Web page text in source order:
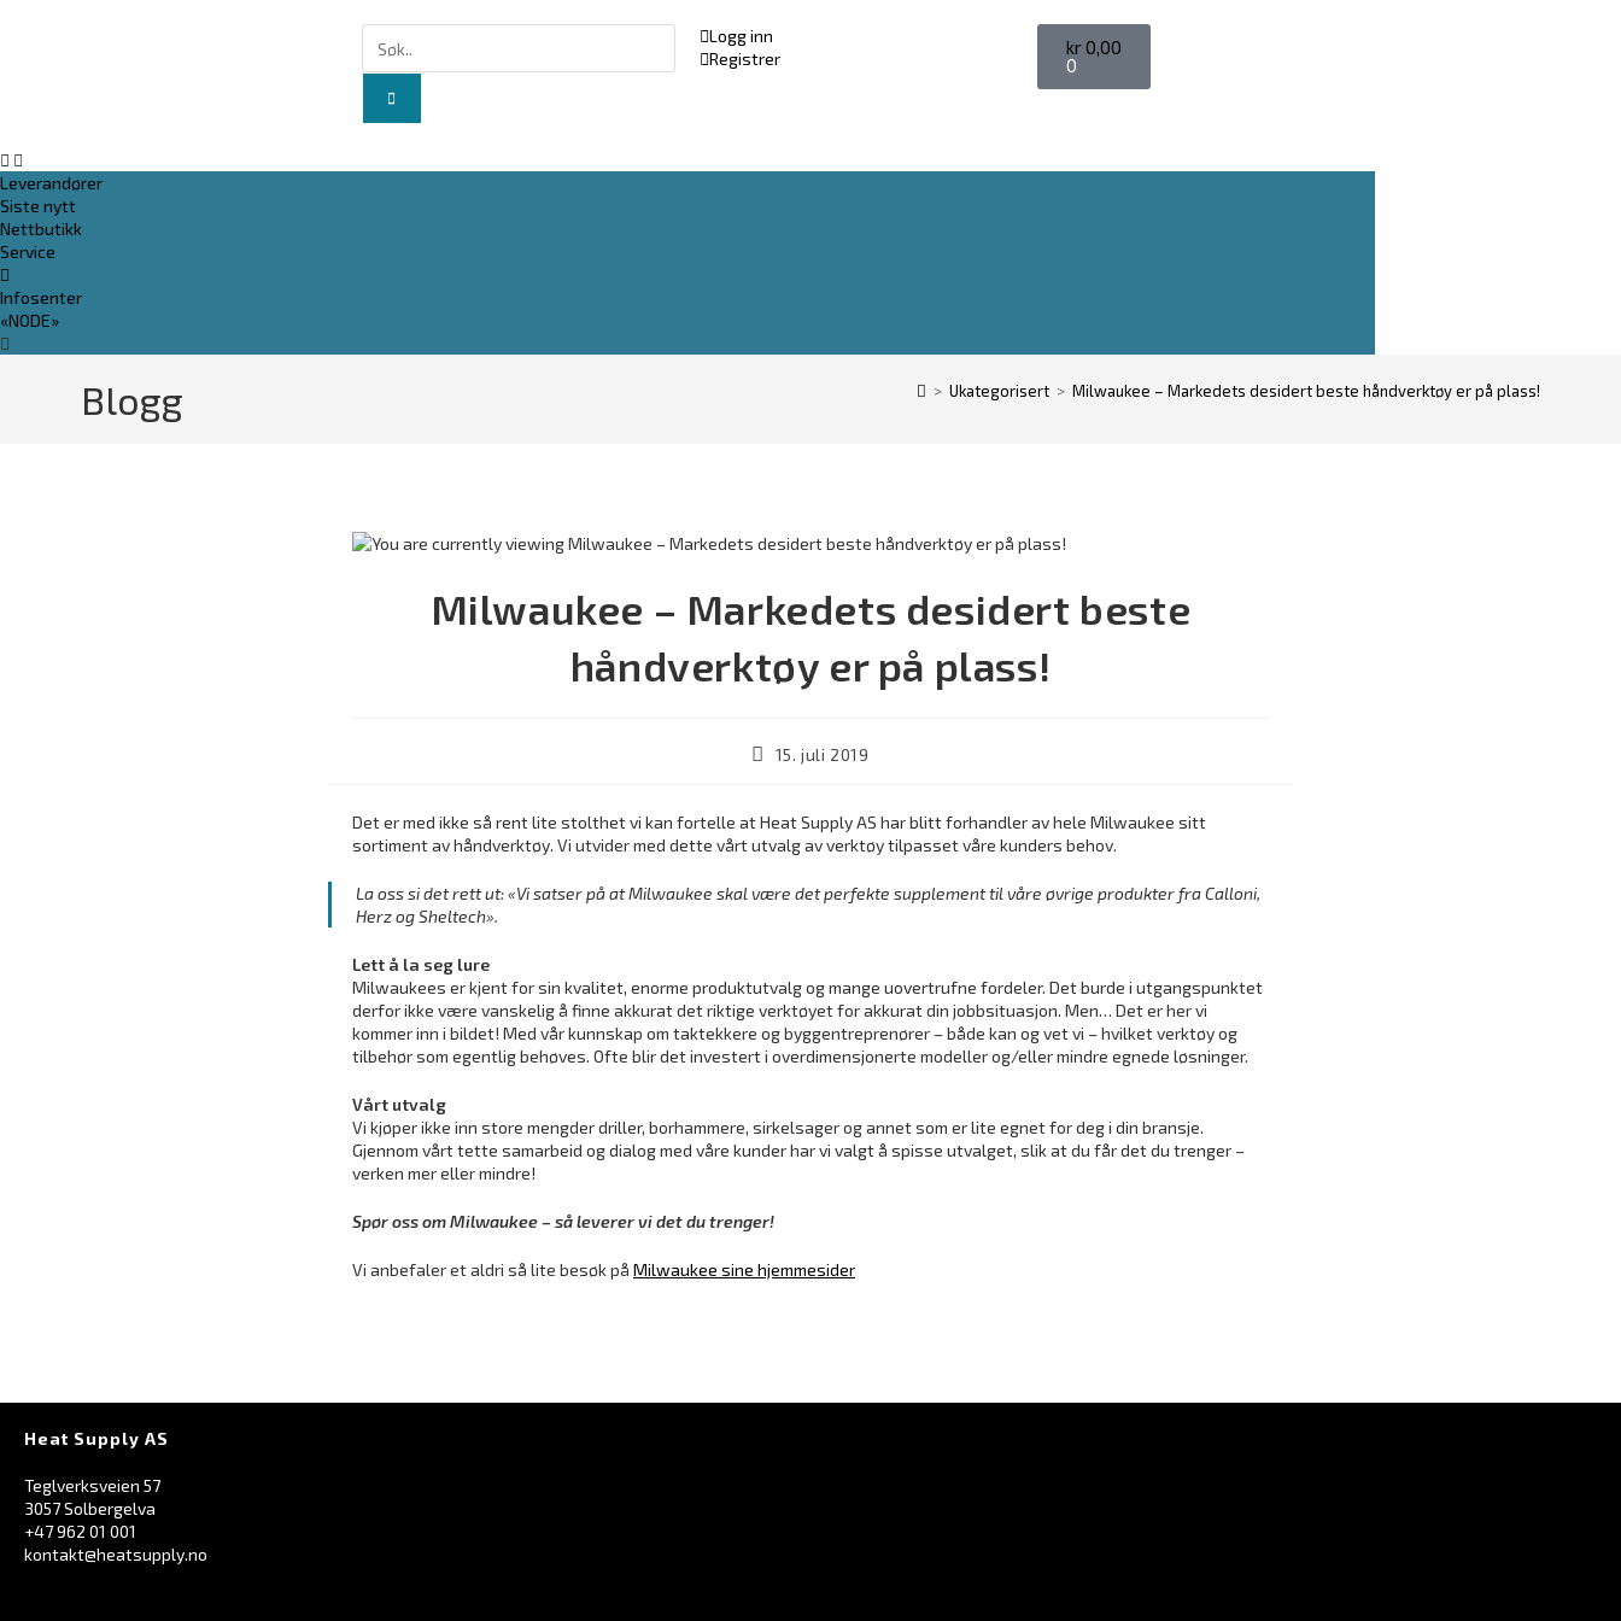
Logg inn
Registrer
kr0,00
0
Leverandører
Siste nytt
Nettbutikk
Service
Infosenter
«NODE»
Blogg > Ukategorisert > Milwaukee – Markedets desidert beste håndverktøy er på plass!
Milwaukee – Markedets desidert beste
håndverktøy er på plass!
15. juli 2019
Det er med ikke så rent lite stolthet vi kan fortelle at Heat Supply AS har blitt forhandler av hele Milwaukee sitt
sortiment av håndverktøy. Vi utvider med dette vårt utvalg av verktøy tilpasset våre kunders behov.
La oss si det rett ut: «Vi satser på at Milwaukee skal være det perfekte supplement til våre øvrige produkter fra Calloni,
Herz og Sheltech».
Lett å la seg lure
Milwaukees er kjent for sin kvalitet, enorme produktutvalg og mange uovertrufne fordeler. Det burde i utgangspunktet
derfor ikke være vanskelig å finne akkurat det riktige verktøyet for akkurat din jobbsituasjon. Men… Det er her vi
kommer inn i bildet! Med vår kunnskap om taktekkere og byggentreprenører – både kan og vet vi – hvilket verktøy og
tilbehør som egentlig behøves. Ofte blir det investert i overdimensjonerte modeller og/eller mindre egnede løsninger.
Vårt utvalg
Vi kjøper ikke inn store mengder driller, borhammere, sirkelsager og annet som er lite egnet for deg i din bransje.
Gjennom vårt tette samarbeid og dialog med våre kunder har vi valgt å spisse utvalget, slik at du får det du trenger –
verken mer eller mindre!
Spør oss om Milwaukee – så leverer vi det du trenger!
Vi anbefaler et aldri så lite besøk på Milwaukee sine hjemmesider
Heat Supply AS
Teglverksveien 57
3057 Solbergelva
+47 962 01 001
kontakt@heatsupply.no